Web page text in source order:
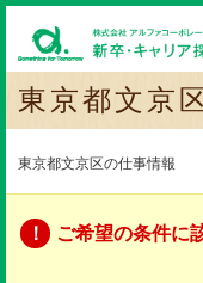
東京都文京
東京都文京区の仕事情報
ご希望の条件に